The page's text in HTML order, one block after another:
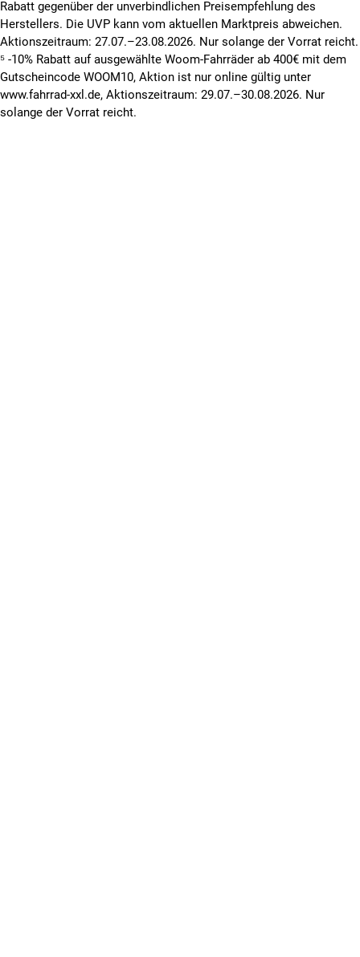
Rabatt gegenüber der unverbindlichen Preisempfehlung des
Herstellers. Die UVP kann vom aktuellen Marktpreis abweichen.
Aktionszeitraum: 27.07.–23.08.2026. Nur solange der Vorrat reicht.
⁵ -10% Rabatt auf ausgewählte Woom-Fahrräder ab 400€ mit dem
Gutscheincode WOOM10, Aktion ist nur online gültig unter
www.fahrrad-xxl.de, Aktionszeitraum: 29.07.–30.08.2026. Nur
solange der Vorrat reicht.